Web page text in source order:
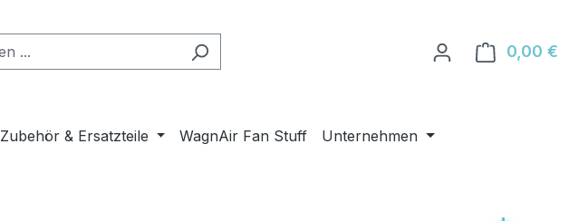
0,00 €
Zubehör & Ersatzteile WagnAir Fan Stuff Unternehmen